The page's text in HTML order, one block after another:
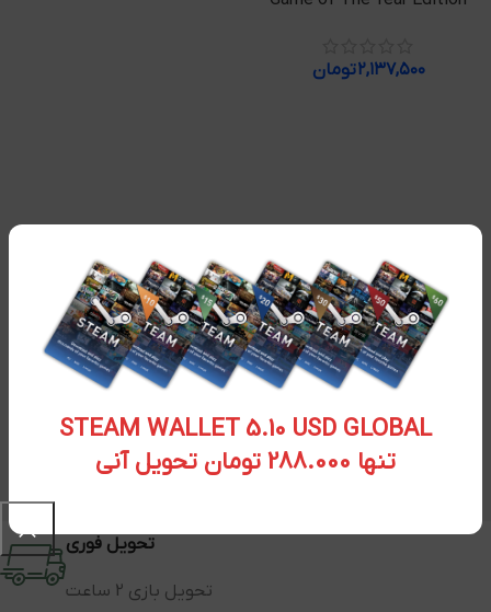
STEAM WALLET 5.10 USD GLOBAL
تنها 288.000 تومان تحویل آنی
۲,۱۳۷,۵۰۰تومان
تحویل فوری
تحویل بازی 2 ساعت